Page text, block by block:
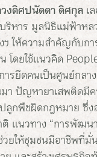
งดิศปนัดดา ดิศกุลเ
ริหาร มูลนิธิแม่ฟ้าหล
ให้ความสำคัญกับก
โดยใช้แนวคิด
ยึดคนเป็นศูนย์กลาง
า ปัญหายาเสพติดมี
ลูกพืชผิดกฎหมาย ซึ่
แนวทาง “การพัฒน
ยให้ชุมชนมีอาชีพที่มั่